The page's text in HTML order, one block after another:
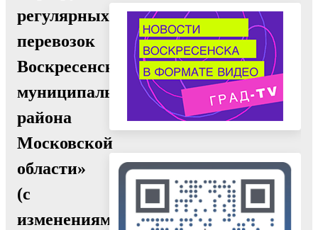
регулярных
перевозок
Воскресенского
муниципального
района
Московской
области»
(с
изменениями